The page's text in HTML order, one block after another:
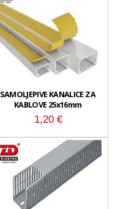
SAMOLJEPIVE KANALICE ZA
KABLOVE 25x16mm
1,20 €